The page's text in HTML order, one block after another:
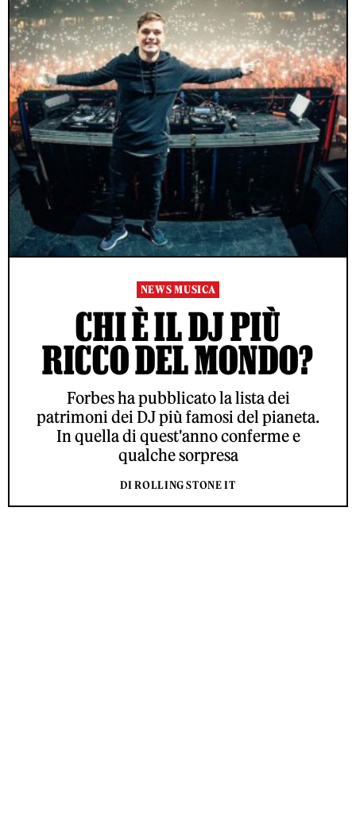
NEWS MUSICA
CHI È IL DJ PIÙ
RICCO DEL MONDO?
Forbes ha pubblicato la lista dei
patrimoni dei DJ più famosi del pianeta.
In quella di quest'anno conferme e
qualche sorpresa
DI ROLLING STONE IT